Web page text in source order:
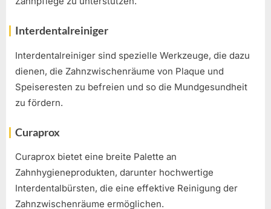
Interdentalreiniger
Interdentalreiniger sind spezielle Werkzeuge, die dazu
dienen, die Zahnzwischenräume von Plaque und
Speiseresten zu befreien und so die Mundgesundheit
zu fördern.
Curaprox
Curaprox bietet eine breite Palette an
Zahnhygieneprodukten, darunter hochwertige
Interdentalbürsten, die eine effektive Reinigung der
Zahnzwischenräume ermöglichen.